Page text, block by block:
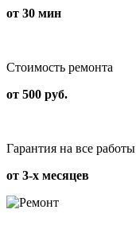
от 30 мин
Стоимость ремонта
от 500 руб.
Гарантия на все работы
от 3-х месяцев